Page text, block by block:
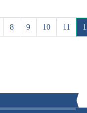
8 9 10 11